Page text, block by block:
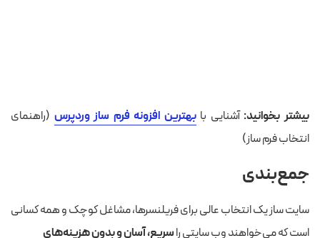
بیشتر بخوانید: آشنایی بابهترین افزونه فرم ساز وردپرس (راهنمای
انتخاب فرم ساز)
جمع‌بندی
سایت ساز یک انتخاب عالی برای فریلنسر‌ها، مشاغل کوچک و همه کسانی
است که می‌خواهند وب سایتی راسریع، آسان و بدون هزینه‌های